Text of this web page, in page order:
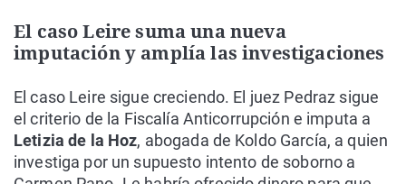
El caso Leire suma una nueva
imputación y amplía las investigaciones
El caso Leire sigue creciendo. El juez Pedraz sigue
el criterio de la Fiscalía Anticorrupción e imputa a
Letizia de la Hoz, abogada de Koldo García, a quien
investiga por un supuesto intento de soborno a